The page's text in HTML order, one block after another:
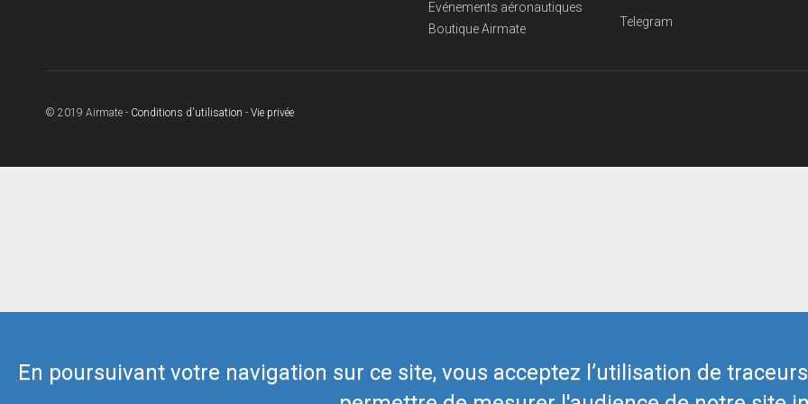
En poursuivant votre navigation sur ce site, vous acceptez l’utilisation de
Evénements aéronautiques
Boutique Airmate
Telegram
© 2019 Airmate - Conditions d'utilisation - Vie privée